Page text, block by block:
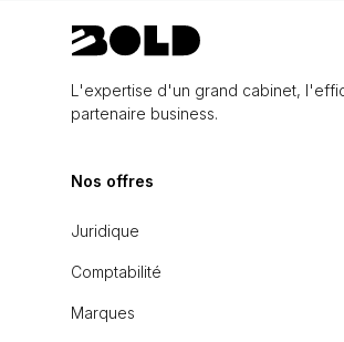
L'expertise d'un grand cabinet,
partenaire business.
Nos offres
Juridique
Comptabilité
Marques